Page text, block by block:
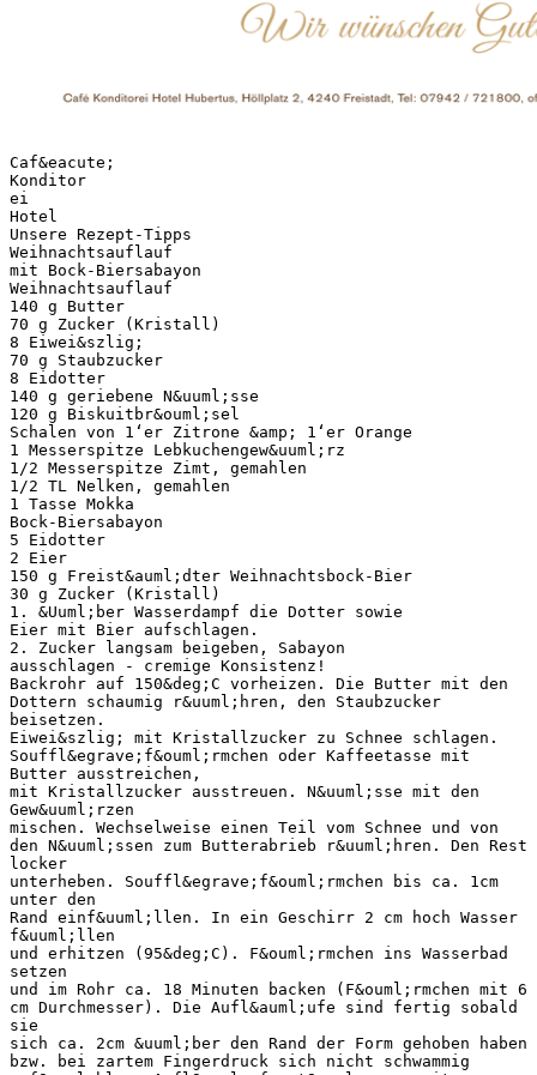
Caf&eacute;
Konditor
ei
Hotel
Unsere Rezept-Tipps
Weihnachtsauflauf
mit Bock-Biersabayon
Weihnachtsauflauf
140 g Butter
70 g Zucker (Kristall)
8 Eiwei&szlig;
70 g Staubzucker
8 Eidotter
140 g geriebene N&uuml;sse
120 g Biskuitbr&ouml;sel
Schalen von 1‘er Zitrone &amp; 1‘er Orange
1 Messerspitze Lebkuchengew&uuml;rz
1/2 Messerspitze Zimt, gemahlen
1/2 TL Nelken, gemahlen
1 Tasse Mokka
Bock-Biersabayon
5 Eidotter
2 Eier
150 g Freist&auml;dter Weihnachtsbock-Bier
30 g Zucker (Kristall)
1. &Uuml;ber Wasserdampf die Dotter sowie
Eier mit Bier aufschlagen.
2. Zucker langsam beigeben, Sabayon
ausschlagen - cremige Konsistenz!
Backrohr auf 150&deg;C vorheizen. Die Butter mit den
Dottern schaumig r&uuml;hren, den Staubzucker
beisetzen.
Eiwei&szlig; mit Kristallzucker zu Schnee schlagen.
Souffl&egrave;f&ouml;rmchen oder Kaffeetasse mit
Butter ausstreichen,
mit Kristallzucker ausstreuen. N&uuml;sse mit den
Gew&uuml;rzen
mischen. Wechselweise einen Teil vom Schnee und von
den N&uuml;ssen zum Butterabrieb r&uuml;hren. Den Rest
locker
unterheben. Souffl&egrave;f&ouml;rmchen bis ca. 1cm
unter den
Rand einf&uuml;llen. In ein Geschirr 2 cm hoch Wasser
f&uuml;llen
und erhitzen (95&deg;C). F&ouml;rmchen ins Wasserbad
setzen
und im Rohr ca. 18 Minuten backen (F&ouml;rmchen mit 6
cm Durchmesser). Die Aufl&auml;ufe sind fertig sobald
sie
sich ca. 2cm &uuml;ber den Rand der Form gehoben haben
bzw. bei zartem Fingerdruck sich nicht schwammig